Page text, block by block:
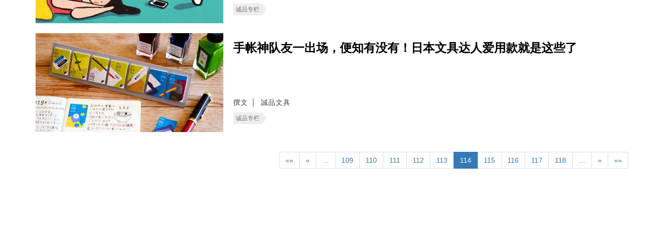
诚品专栏
手帐神队友一出场，便知有没有！日本文具达人爱用款就是这些了
撰文 誠品文具
诚品专栏
«« « … 109 110 111 112 113 114 115 116 117 118 … » »»